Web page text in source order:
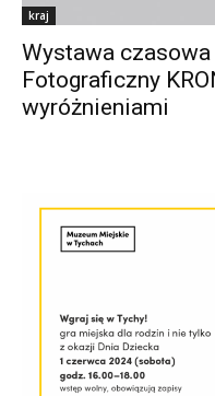
kraj
Wystawa
Fotograficzny
wyróżnieniami